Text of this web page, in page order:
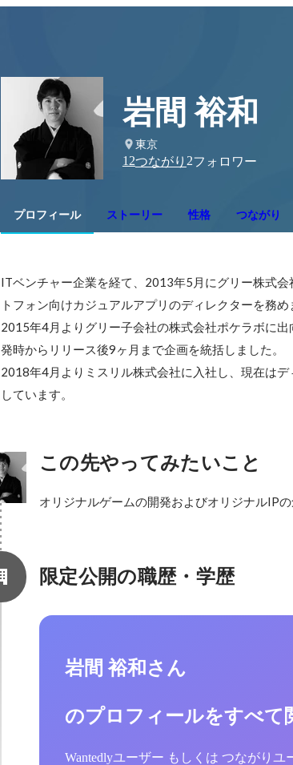
岩間 裕和
東京
12つながり 2フォロワー
プロフィール ストーリー 性格 つながり
ITベンチャー企業を経て、2013年5月にグリー株式
トフォン向けカジュアルアプリのディレクターを務め
2015年4月よりグリー子会社の株式会社ポケラボに
発時からリリース後9ヶ月まで企画を統括しました。
2018年4月よりミスリル株式会社に入社し、現在は
しています。
この先やってみたいこと
オリジナルゲームの開発およびオリジナルIPの
限定公開の職歴・学歴
岩間 裕和さん
のプロフィールをすべて
Wantedlyユーザー もしくは つながり